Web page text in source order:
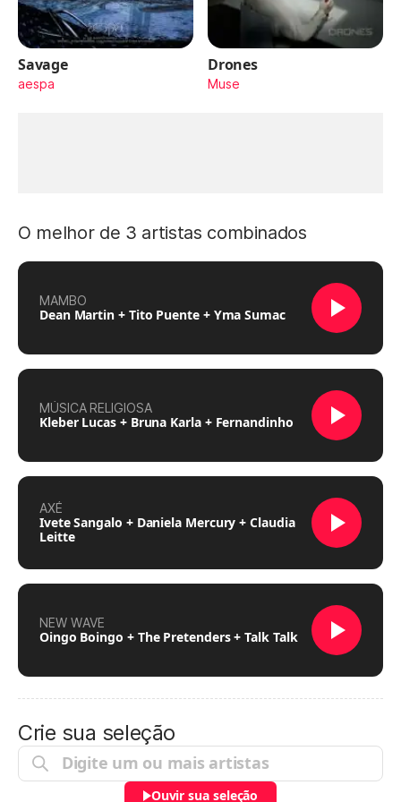
Savage
aespa
Drones
Muse
O melhor de 3 artistas combinados
MAMBO
Dean Martin + Tito Puente + Yma Sumac
MÚSICA RELIGIOSA
Kleber Lucas + Bruna Karla + Fernandinho
AXÉ
Ivete Sangalo + Daniela Mercury + Claudia
Leitte
NEW WAVE
Oingo Boingo + The Pretenders + Talk Talk
Crie sua seleção
Ouvir sua seleção